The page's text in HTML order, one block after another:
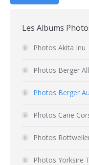
Les Albums
Photos Akita Inu
Photos Berger
Photos Berger
Photos Cane
Photos
Photos Yorksire